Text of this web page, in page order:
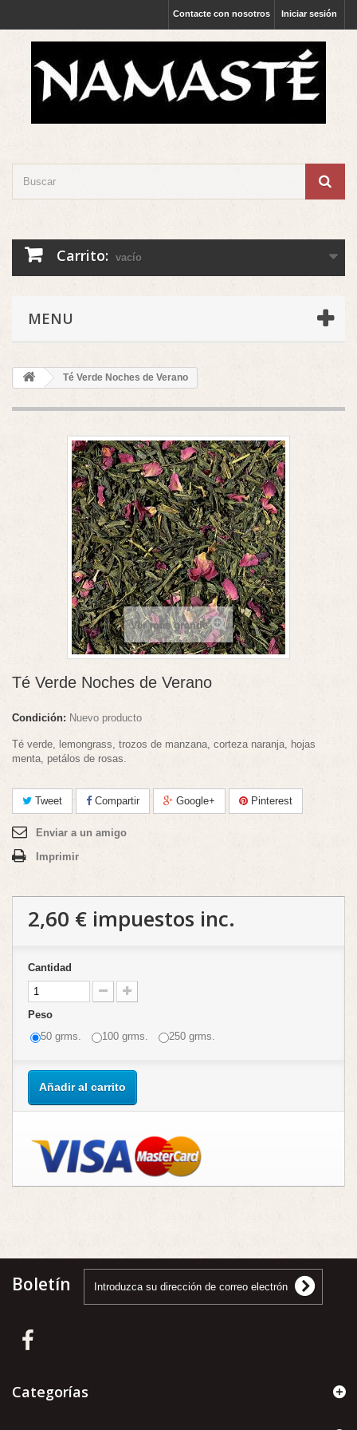
Iniciar sesión
Contacte con nosotros
Carrito: vacío
MENU
Té Verde Noches de Verano
Ver más grande
Té Verde Noches de Verano
Condición: Nuevo producto
Té verde, lemongrass, trozos de manzana, corteza naranja, hojas
menta, petálos de rosas.
Tweet Compartir Google+ Pinterest
Enviar a un amigo
Imprimir
2,60 € impuestos inc.
Cantidad
Peso
50 grms.
100 grms. 250 grms.
Añadir al carrito
Boletín
Categorías